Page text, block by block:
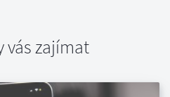
vás zajímat